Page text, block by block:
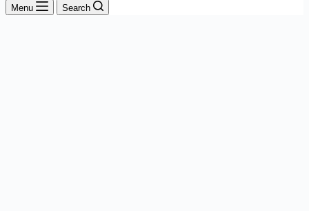
Menu Search